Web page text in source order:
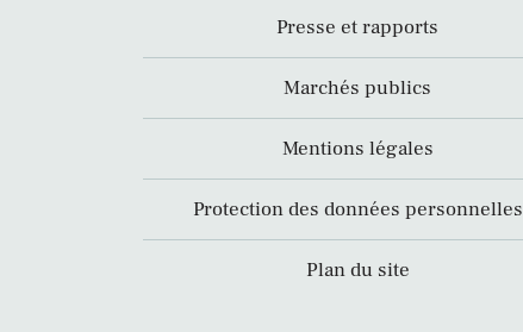
Presse et rapports
Marchés publics
Mentions légales
Protection des données personnelles
Plan du site